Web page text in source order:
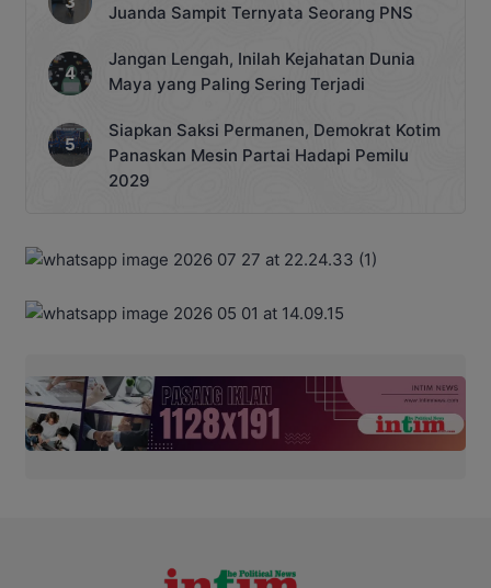
Juanda Sampit Ternyata Seorang PNS
Jangan Lengah, Inilah Kejahatan Dunia
Maya yang Paling Sering Terjadi
Siapkan Saksi Permanen, Demokrat Kotim
Panaskan Mesin Partai Hadapi Pemilu
2029